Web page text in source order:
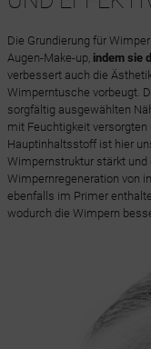
Die Grundierung für
Augen-Make-up, indem sie
verbessert auch die
Wimperntusche vorbeugt.
sorgfältig ausgewählten
mit Feuchtigkeit
Hauptinhaltsstoff ist hier
Wimpernstruktur stärkt und
Wimpernregeneration von
ebenfalls im Primer
wodurch die Wimpern